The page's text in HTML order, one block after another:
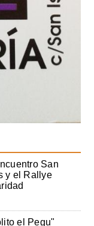
San
y el Rallye
el Pegu"